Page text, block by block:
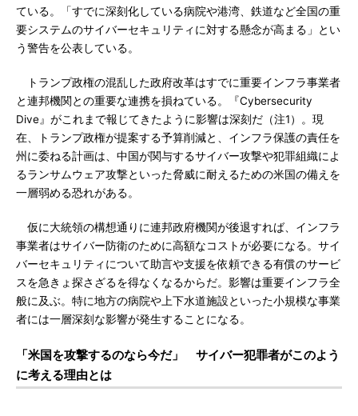
ている。「すでに深刻化している病院や港湾、鉄道など全国の重
要システムのサイバーセキュリティに対する懸念が高まる」とい
う警告を公表している。
トランプ政権の混乱した政府改革はすでに重要インフラ事業者
と連邦機関との重要な連携を損ねている。『Cybersecurity
Dive』がこれまで報じてきたように影響は深刻だ（注1）。現
在、トランプ政権が提案する予算削減と、インフラ保護の責任を
州に委ねる計画は、中国が関与するサイバー攻撃や犯罪組織によ
るランサムウェア攻撃といった脅威に耐えるための米国の備えを
一層弱める恐れがある。
仮に大統領の構想通りに連邦政府機関が後退すれば、インフラ
事業者はサイバー防衛のために高額なコストが必要になる。サイ
バーセキュリティについて助言や支援を依頼できる有償のサービ
スを急きょ探さざるを得なくなるからだ。影響は重要インフラ全
般に及ぶ。特に地方の病院や上下水道施設といった小規模な事業
者には一層深刻な影響が発生することになる。
「米国を攻撃するのなら今だ」 サイバー犯罪者がこのよう
に考える理由とは